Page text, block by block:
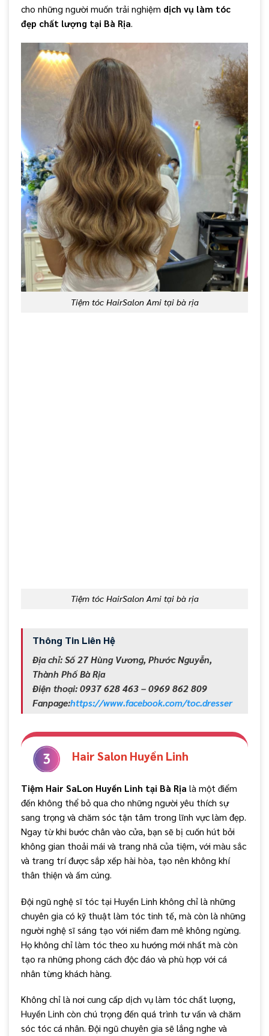
cho những người muốn trải nghiệm dịch vụ làm tóc
đẹp chất lượng tại Bà Rịa.
Tiệm tóc HairSalon Ami tại bà rịa
Tiệm tóc HairSalon Ami tại bà rịa
Thông Tin Liên Hệ
Địa chỉ: Số 27 Hùng Vương, Phước Nguyễn,
Thành Phố Bà Rịa
Điện thoại: 0937 628 463 – 0969 862 809
Fanpage:https://www.facebook.com/toc.dresser
Hair Salon Huyền Linh
Tiệm Hair SaLon Huyền Linh tại Bà Rịa là một điểm
đến không thể bỏ qua cho những người yêu thích sự
sang trọng và chăm sóc tận tâm trong lĩnh vực làm đẹp.
Ngay từ khi bước chân vào cửa, bạn sẽ bị cuốn hút bởi
không gian thoải mái và trang nhã của tiệm, với màu sắc
và trang trí được sắp xếp hài hòa, tạo nên không khí
thân thiện và ấm cúng.
Đội ngũ nghệ sĩ tóc tại Huyền Linh không chỉ là những
chuyên gia có kỹ thuật làm tóc tinh tế, mà còn là những
người nghệ sĩ sáng tạo với niềm đam mê không ngừng.
Họ không chỉ làm tóc theo xu hướng mới nhất mà còn
tạo ra những phong cách độc đáo và phù hợp với cá
nhân từng khách hàng.
Không chỉ là nơi cung cấp dịch vụ làm tóc chất lượng,
Huyền Linh còn chú trọng đến quá trình tư vấn và chăm
sóc tóc cá nhân. Đội ngũ chuyên gia sẽ lắng nghe và